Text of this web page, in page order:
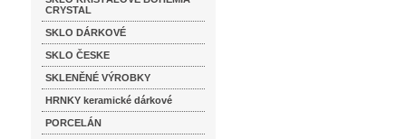
CRYSTAL
SKLO DÁRKOVÉ
SKLO ČESKE
SKLENĚNÉ VÝROBKY
HRNKY keramické dárkové
PORCELÁN